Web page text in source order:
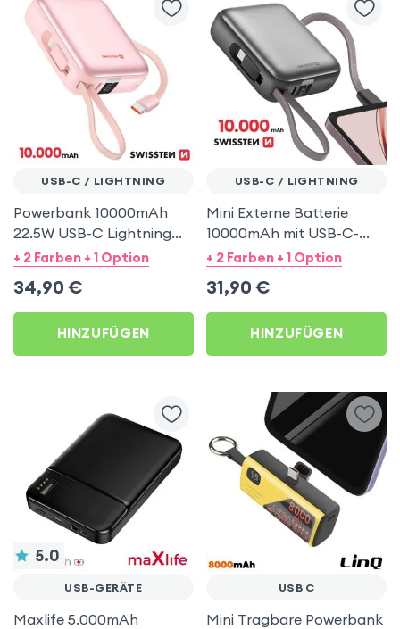
USB-C / LIGHTNING
Powerbank 10000mAh
22.5W USB-C Lightning
Swissten Rosa
+ 2 Farben + 1 Option
34,90 €
HINZUFÜGEN
USB-C / LIGHTNING
Mini Externe Batterie
10000mAh mit USB-C-
und Lightning-Kabeln -
+ 2 Farben + 1 Option
31,90 €
HINZUFÜGEN
5.0
USB-GERÄTE
Maxlife 5.000mAh
USB C
Mini Tragbare Powerbank